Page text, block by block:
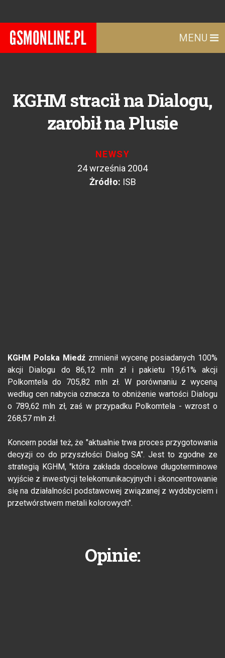
MENU
KGHM stracił na Dialogu,
zarobił na Plusie
NEWSY
24 września 2004
Żródło: ISB
KGHM Polska Miedź zmnienił wycenę posiadanych 100%
akcji Dialogu do 86,12 mln zł i pakietu 19,61% akcji
Polkomtela do 705,82 mln zł. W porównaniu z wyceną
według cen nabycia oznacza to obniżenie wartości Dialogu
o 789,62 mln zł, zaś w przypadku Polkomtela - wzrost o
268,57 mln zł.
Koncern podał też, że "aktualnie trwa proces przygotowania
decyzji co do przyszłości Dialog SA". Jest to zgodne ze
strategią KGHM, "która zakłada docelowe długoterminowe
wyjście z inwestycji telekomunikacyjnych i skoncentrowanie
się na działalności podstawowej związanej z wydobyciem i
przetwórstwem metali kolorowych".
Opinie: